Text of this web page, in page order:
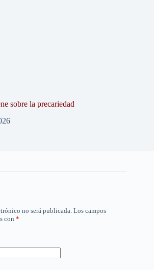
sobre la precariedad
no será publicada. Los campos
con *